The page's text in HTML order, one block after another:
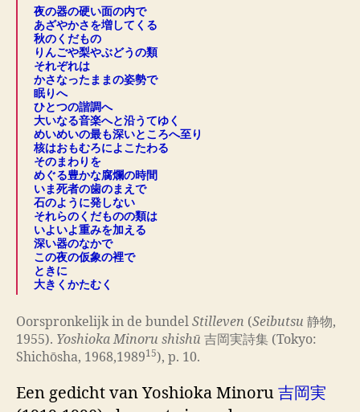
夜の器の硬い面の内で
あざやかさを増してくる
秋のくだもの
りんごや梨やぶどうの類
それぞれは
かさなったままの姿勢で
眠りへ
ひとつの諧調へ
大いなる音楽へと沿うてゆく
めいめいの最も深いところへ至り
核はおもむろによこたわる
そのまわりを
めぐる豊かな腐爛の時間
いま死者の歯のまえで
石のように発しない
それらのくだものの類は
いよいよ重みを加える
深い器のなかで
この夜の仮象の裡で
ときに
大きくかたむく
Oorspronkelijk in de bundel Stilleven (Seibutsu 静物,
1955). Yoshioka Minoru shishū 吉岡実詩集 (Tokyo:
Shichōsha, 1968,198915), p. 10.
Een gedicht van Yoshioka Minoru 吉岡実